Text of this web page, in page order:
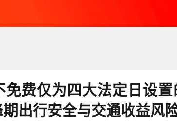
免费仅为四大法定日设
出行安全与交通收益风险